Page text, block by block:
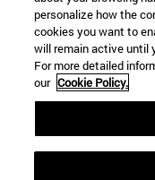
personalize how the
cookies you want to
will remain active until
For more detailed
our Cookie Policy.